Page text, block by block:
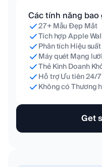
Các tính năng bao
27+ Mẫu Đẹp Mắt
Tích hợp Apple
Phân tích Hiệu
Máy quét Mạng
Thẻ Kinh Doanh
Hỗ trợ Ưu tiên 24/7
Không có Thương
Get